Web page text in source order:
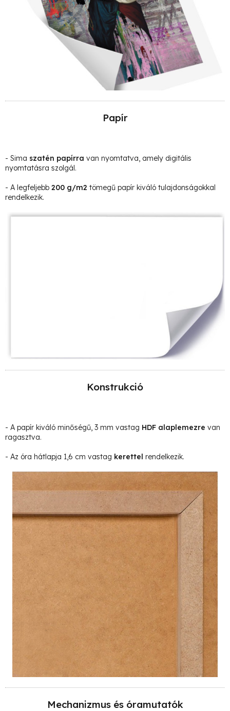
Papír
- Sima szatén papírra van nyomtatva, amely digitális
nyomtatásra szolgál.
- A legfeljebb 200 g/m2 tömegű papír kiváló tulajdonságokkal
rendelkezik.
Konstrukció
- A papír kiváló minőségű, 3 mm vastag HDF alaplemezre van
ragasztva.
- Az óra hátlapja 1,6 cm vastag kerettel rendelkezik.
Mechanizmus és óramutatók